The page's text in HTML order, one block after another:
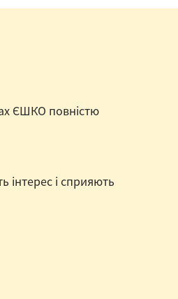
ЄШКО повністю
інтерес і сприяють